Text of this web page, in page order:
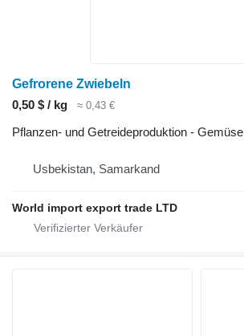
Gefrorene Zwiebeln
0,50 $ / kg
≈ 0,43 €
Pflanzen- und Getreideproduktion - Gemüse
Usbekistan, Samarkand
World import export trade LTD